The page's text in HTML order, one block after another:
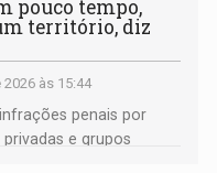
pouco tempo,
território, diz
às 15:44
penais por
e grupos